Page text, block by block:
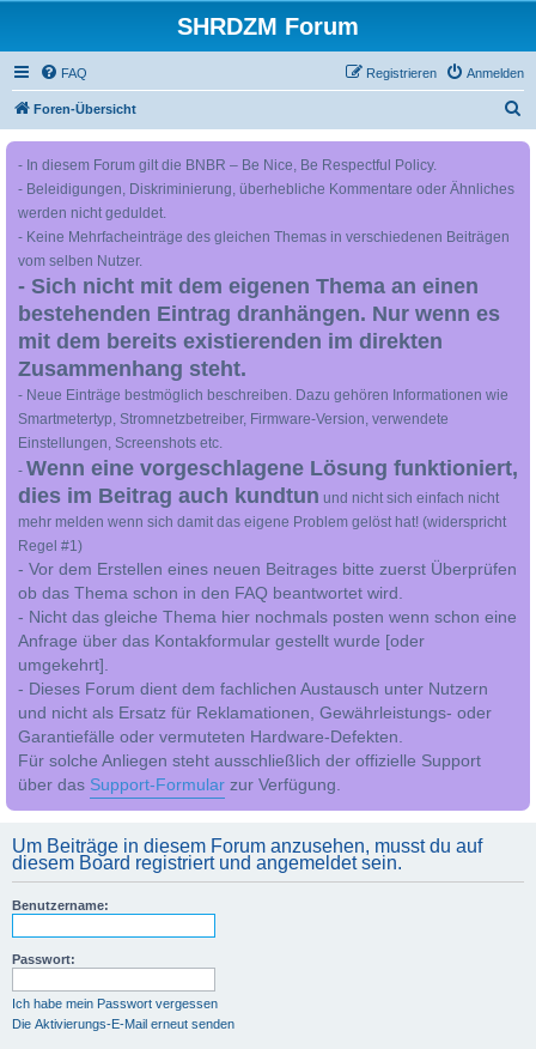
SHRDZM Forum
FAQ Anmelden
Registrieren
Foren-Übersicht
- In diesem Forum gilt die BNBR – Be Nice, Be Respectful Policy.
- Beleidigungen, Diskriminierung, überhebliche Kommentare oder Ähnliches
werden nicht geduldet.
- Keine Mehrfacheinträge des gleichen Themas in verschiedenen Beiträgen
vom selben Nutzer.
- Sich nicht mit dem eigenen Thema an einen
bestehenden Eintrag dranhängen. Nur wenn es
mit dem bereits existierenden im direkten
Zusammenhang steht.
- Neue Einträge bestmöglich beschreiben. Dazu gehören Informationen wie
Smartmetertyp, Stromnetzbetreiber, Firmware-Version, verwendete
Einstellungen, Screenshots etc.
- Wenn eine vorgeschlagene Lösung funktioniert,
dies im Beitrag auch kundtun und nicht sich einfach nicht
mehr melden wenn sich damit das eigene Problem gelöst hat! (widerspricht
Regel #1)
- Vor dem Erstellen eines neuen Beitrages bitte zuerst Überprüfen
ob das Thema schon in den FAQ beantwortet wird.
- Nicht das gleiche Thema hier nochmals posten wenn schon eine
Anfrage über das Kontakformular gestellt wurde [oder
umgekehrt].
- Dieses Forum dient dem fachlichen Austausch unter Nutzern
und nicht als Ersatz für Reklamationen, Gewährleistungs- oder
Garantiefälle oder vermuteten Hardware-Defekten.
Für solche Anliegen steht ausschließlich der offizielle Support
über das Support-Formular zur Verfügung.
Um Beiträge in diesem Forum anzusehen, musst du auf
diesem Board registriert und angemeldet sein.
Benutzername:
Passwort:
Ich habe mein Passwort vergessen
Die Aktivierungs-E-Mail erneut senden